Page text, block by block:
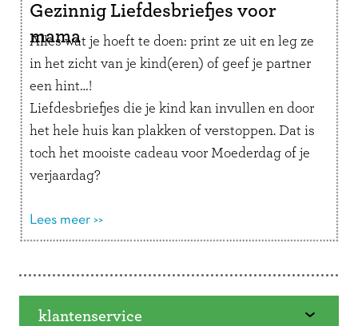
Gezinnig Liefdesbriefjes voor
mama
Alles wat je hoeft te doen: print ze uit en leg ze
in het zicht van je kind(eren) of geef je partner
een hint…!
Liefdesbriefjes die je kind kan invullen en door
het hele huis kan plakken of verstoppen. Dat is
toch het mooiste cadeau voor Moederdag of je
verjaardag?
Lees meer >>
klantenservice